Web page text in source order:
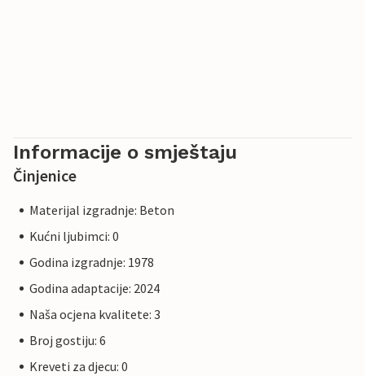
Informacije o smještaju
Činjenice
Materijal izgradnje: Beton
Kućni ljubimci: 0
Godina izgradnje: 1978
Godina adaptacije: 2024
Naša ocjena kvalitete: 3
Broj gostiju: 6
Kreveti za djecu: 0